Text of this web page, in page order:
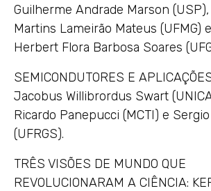
Guilherme Andrade Marson
Martins Lameirão Mateus (UFMG)
Herbert Flora Barbosa Soares
SEMICONDUTORES E
Jacobus Willibrordus Swart
Ricardo Panepucci (MCTI) e
(UFRGS).
TRÊS VISÕES DE MUNDO QUE
REVOLUCIONARAM A CIÊNCIA: